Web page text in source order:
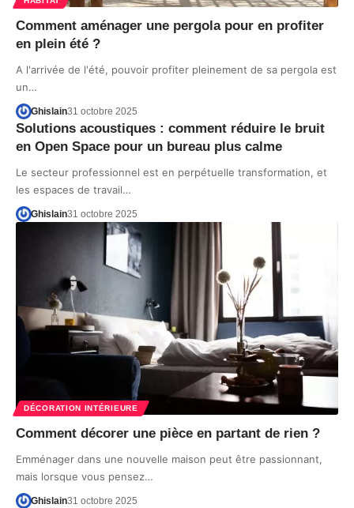
Comment aménager une pergola pour en profiter
en plein été ?
A l'arrivée de l'été, pouvoir profiter pleinement de sa pergola est
un…
Ghislain31 octobre 2025
Solutions acoustiques : comment réduire le bruit
en Open Space pour un bureau plus calme
Le secteur professionnel est en perpétuelle transformation, et
les espaces de travail…
Ghislain31 octobre 2025
DÉCORATION INTÉRIEURE
Comment décorer une pièce en partant de rien ?
Emménager dans une nouvelle maison peut être passionnant,
mais lorsque vous pensez…
Ghislain31 octobre 2025